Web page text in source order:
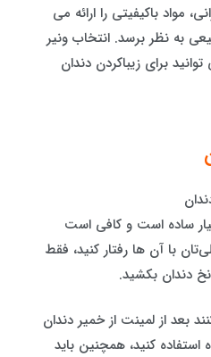
مواد باکیفیتی را ارائه می
به نظر برسد. انتخاب ونیر
برای زیباکردن دندان
ساده است و کافی است
با آن ها رفتار کنید، فقط
دندان بکشید.
بعد از لمینت از خمیر دندان
استفاده کنید، همچنین باید